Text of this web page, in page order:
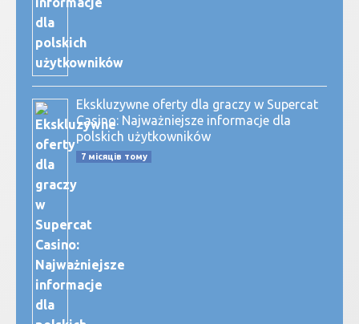
Ekskluzywne oferty dla graczy w Supercat
Casino: Najważniejsze informacje dla
polskich użytkowników
7 місяців тому